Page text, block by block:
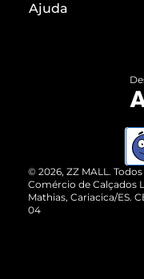
Termos de Uso
ZZ MALL é
Cartão Presente
Vendas
Ajuda
Devolução do
Compre pelo
© 2026, ZZ MALL.
Comércio de Calçados
Mathias, Cariacica/ES.
04